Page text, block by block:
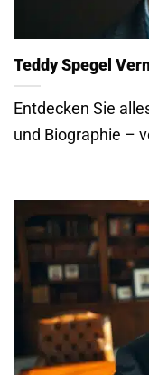
David Beckham
Erfahren Sie
und Biographie.
Erfolge...